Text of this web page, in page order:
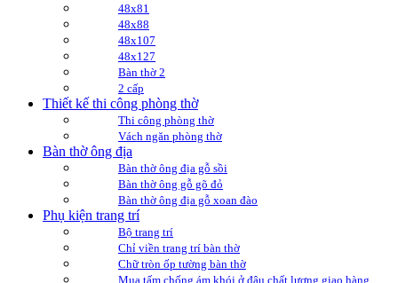
48x81
48x88
48x107
48x127
Bàn thờ 2
2 cấp
Thiết kế thi công phòng thờ
Thi công phòng thờ
Vách ngăn phòng thờ
Bàn thờ ông địa
Bàn thờ ông địa gỗ sồi
Bàn thờ ông gỗ gõ đỏ
Bàn thờ ông địa gỗ xoan đào
Phụ kiện trang trí
Bộ trang trí
Chỉ viền trang trí bàn thờ
Chữ tròn ốp tường bàn thờ
Mua tấm chống ám khói ở đâu chất lượng giao hàng